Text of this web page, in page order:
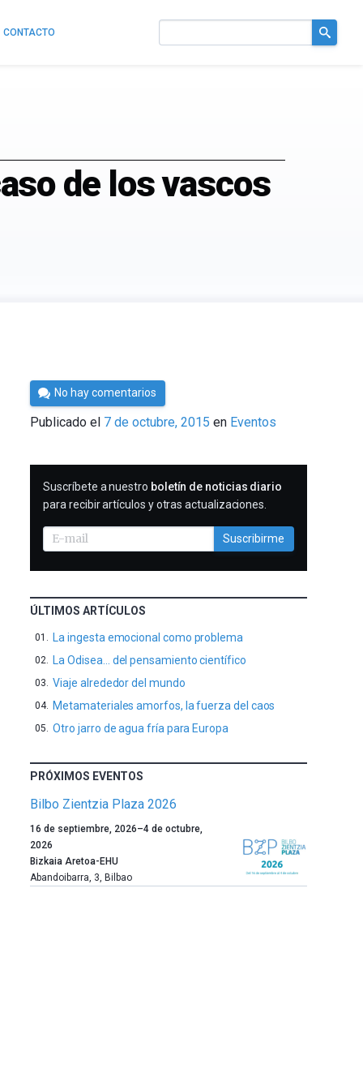
CONTACTO
de los vascos
Por
Cultura
Cientifica
No hay comentarios
Publicado el 7 de octubre, 2015 en Eventos
SUSCRIBIRME
Suscríbete a nuestro boletín de noticias diario
para recibir artículos y otras actualizaciones.
Suscribirme
ÚLTIMOS ARTÍCULOS
La ingesta emocional como problema
La Odisea… del pensamiento científico
Viaje alrededor del mundo
Metamateriales amorfos, la fuerza del caos
Otro jarro de agua fría para Europa
PRÓXIMOS EVENTOS
Bilbo Zientzia Plaza 2026
Un
año
más,
Bilbao
16 de septiembre, 2026–4 de octubre,
2026
Bizkaia Aretoa-EHU
Abandoibarra, 3, Bilbao